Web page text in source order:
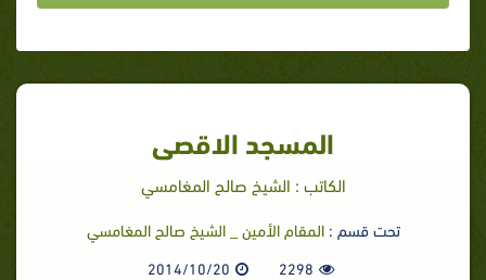
المسجد الاقصى
الكاتب : الشيخ صالح المغامسي
تحت قسم :المقام الأمين _ الشيخ صالح المغامسي
2298
2014/10/20